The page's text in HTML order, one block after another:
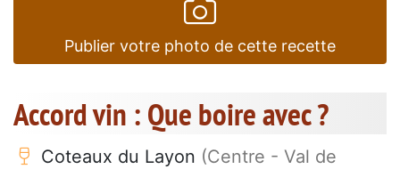
Publier votre photo de cette recette
Accord vin : Que boire avec ?
Coteaux du Layon (Centre - Val de